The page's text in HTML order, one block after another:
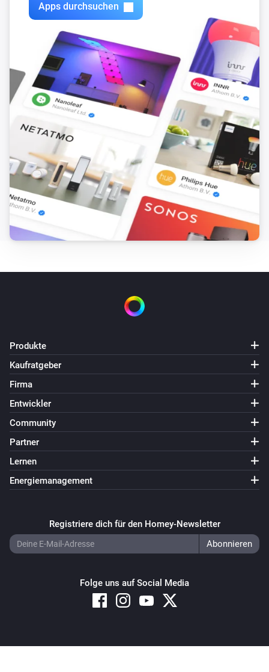
Apps durchsuchen
Produkte
Kaufratgeber
Firma
Entwickler
Community
Partner
Lernen
Energiemanagement
Registriere dich für den Homey-Newsletter
Folge uns auf Social Media